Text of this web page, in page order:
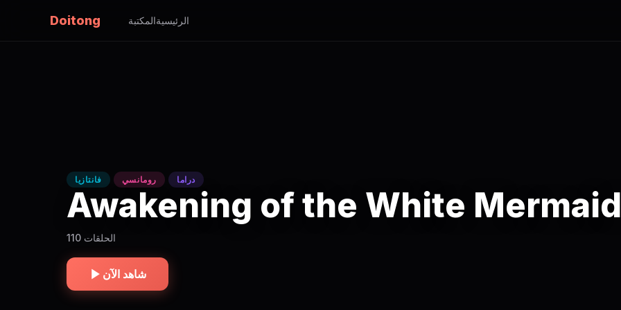
Doitong المكتبةالرئيسية
فانتازيا رومانسي دراما
Awakening of the White Mermaid
110 الحلقات
شاهد الآن